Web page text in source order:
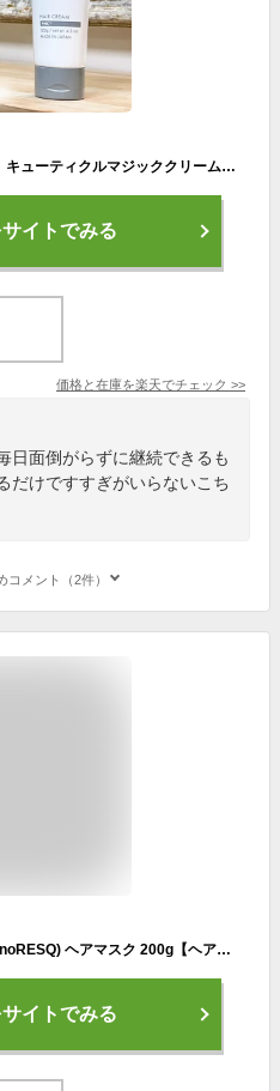
洗い流さない ヘアトリートメント キューティクルマジッククリーム パーマヘア くせ毛 美容室専売 トリートメント ヘアクリーム スタイリング剤 しっとり ヘアケア メンズ ヘアワックス ダメージヘア 夜ケア
イトでみる
価格と在庫を楽天でチェック >>
日面倒がらずに継続できるも
だけですすぎがいらないこち
コメント（2件）
ワンアミノレスキュー (O/NE aminoRESQ) ヘアマスク 200g【ヘアパック ケラチントリートメント 洗い流す ダメージ補修 フレッシュフローラルの香り】
イトでみる